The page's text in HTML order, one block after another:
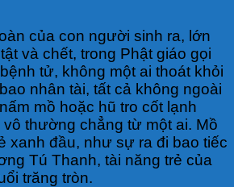
của con người sinh ra, lớn
và chết, trong Phật giáo gọi
tử, không một ai thoát khỏi
nhân tài, tất cả không ngoài
mồ hoặc hũ tro cốt lạnh
vô thường chẳng từ một ai. Mồ
xanh đầu, như sự ra đi bao tiếc
Tú Thanh, tài năng trẻ của
trăng tròn.